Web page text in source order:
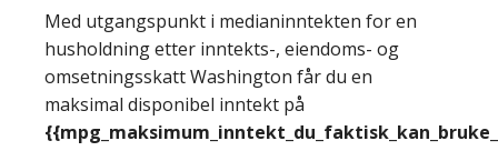
Med utgangspunkt i medianinntekten for en
husholdning etter inntekts-, eiendoms- og
omsetningsskatt Washington får du en
maksimal disponibel inntekt på